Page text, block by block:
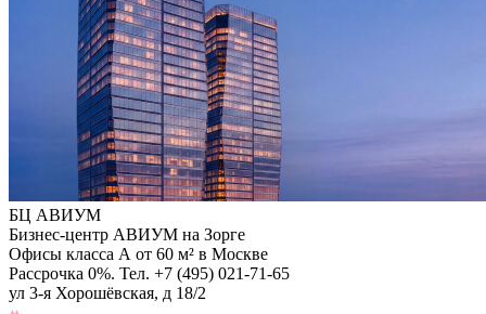
БЦ АВИУМ
Бизнес-центр АВИУМ на Зорге
Офисы класса А от 60 м² в Москве
Рассрочка 0%. Тел. +7 (495) 021-71-65
ул 3-я Хорошёвская, д 18/2